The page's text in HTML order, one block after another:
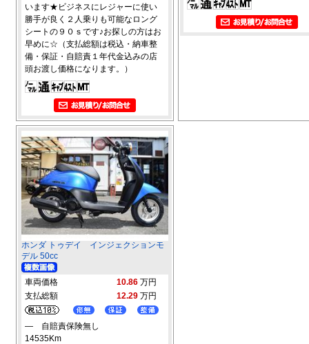
います★ビジネスにレジャーに使い
勝手が良く２人乗りも可能なロング
シートの９０ｓです♪お探しの方はお
早めに☆（支払総額は税込・納車整
備・保証・自賠責１年代金込みの店
頭お渡し価格になります。）
ホンダ トゥデイ インジェクションモ
デル 50cc
車両価格 10.86 万円
支払総額
12.29 万円
― 自賠責保険無し
14535Km